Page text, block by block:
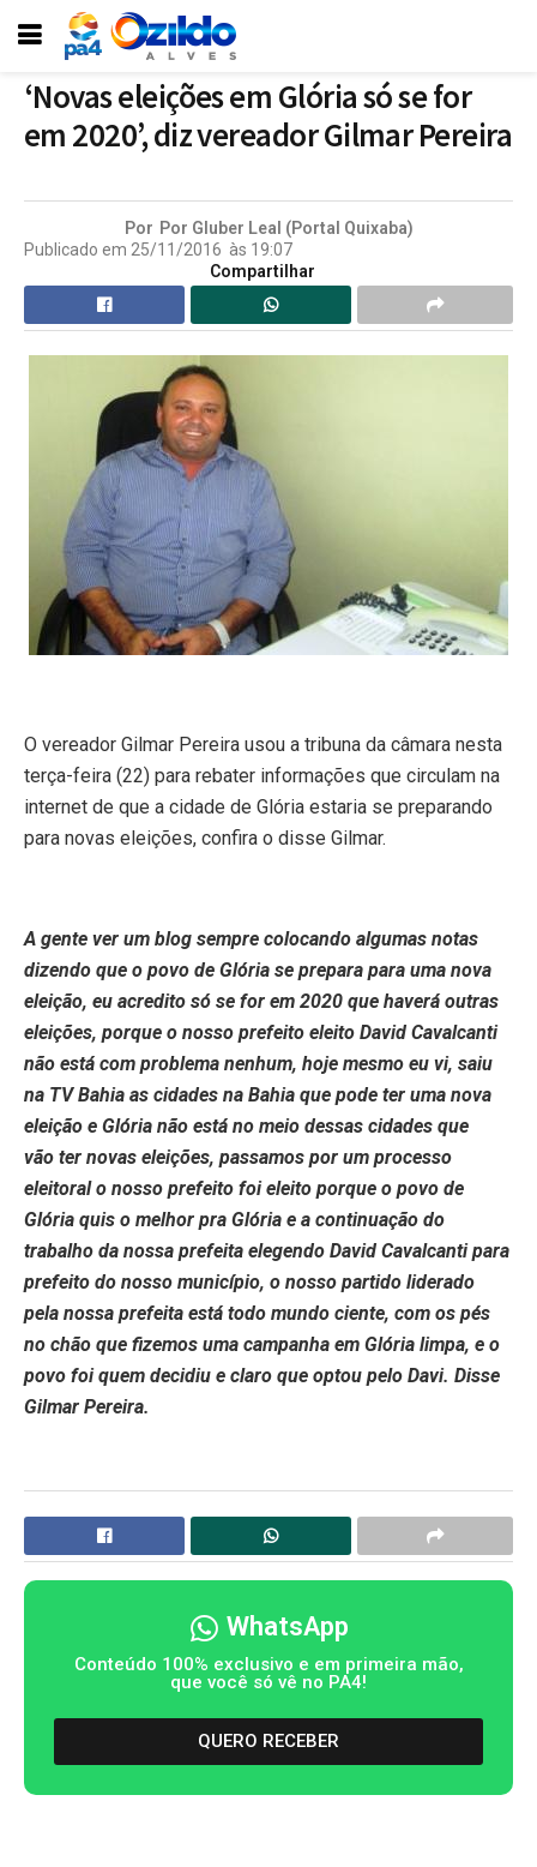
‘Novas eleições em Glória só se for
em 2020’, diz vereador Gilmar Pereira
Por Por Gluber Leal (Portal Quixaba)
Publicado em 25/11/2016 às 19:07
Compartilhar
O vereador Gilmar Pereira usou a tribuna da câmara nesta
terça-feira (22) para rebater informações que circulam na
internet de que a cidade de Glória estaria se preparando
para novas eleições, confira o disse Gilmar.
A gente ver um blog sempre colocando algumas notas
dizendo que o povo de Glória se prepara para uma nova
eleição, eu acredito só se for em 2020 que haverá outras
eleições, porque o nosso prefeito eleito David Cavalcanti
não está com problema nenhum, hoje mesmo eu vi, saiu
na TV Bahia as cidades na Bahia que pode ter uma nova
eleição e Glória não está no meio dessas cidades que
vão ter novas eleições, passamos por um processo
eleitoral o nosso prefeito foi eleito porque o povo de
Glória quis o melhor pra Glória e a continuação do
trabalho da nossa prefeita elegendo David Cavalcanti para
prefeito do nosso município, o nosso partido liderado
pela nossa prefeita está todo mundo ciente, com os pés
no chão que fizemos uma campanha em Glória limpa, e o
povo foi quem decidiu e claro que optou pelo Davi. Disse
Gilmar Pereira.
WhatsApp
Conteúdo 100% exclusivo e em primeira mão,
que você só vê no PA4!
QUERO RECEBER